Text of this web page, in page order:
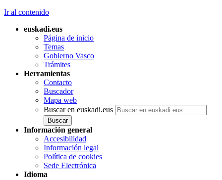
Ir al contenido
euskadi.eus
Página de inicio
Temas
Gobierno Vasco
Trámites
Herramientas
Contacto
Buscador
Mapa web
Buscar en euskadi.eus
Información general
Accesibilidad
Información legal
Política de cookies
Sede Electrónica
Idioma